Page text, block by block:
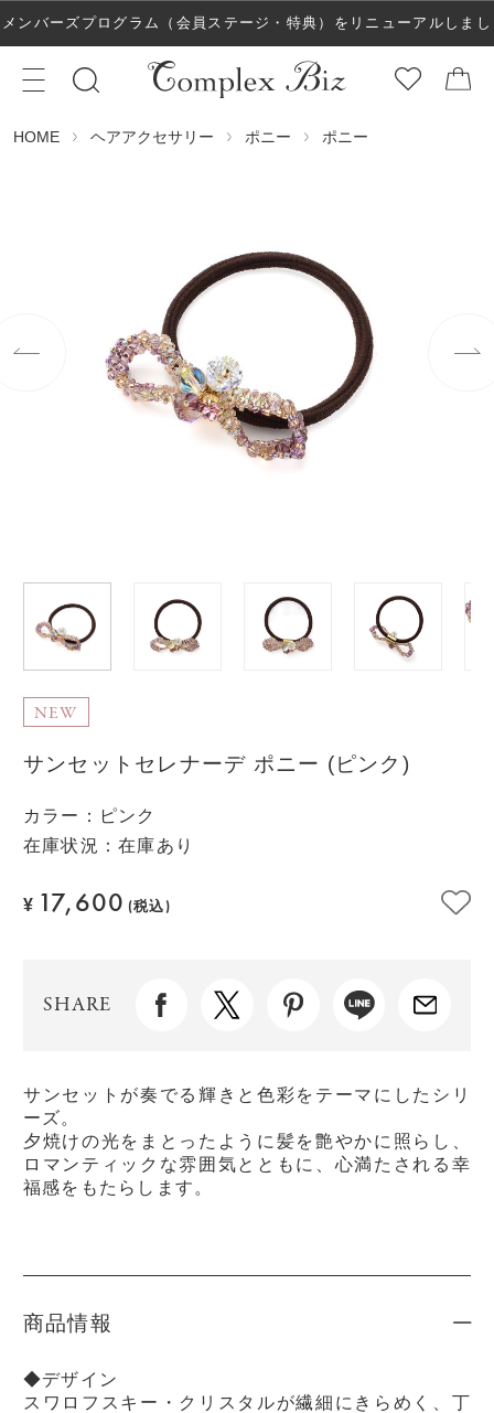
メンバーズプログラム（会員ステージ・特典）をリニューアルしまし
た！
HOME ヘアアクセサリー ポニー ポニー
NEW
サンセットセレナーデ ポニー (ピンク)
カラー ：
ピンク
在庫状況：在庫あり
¥ 17,600 (税込)
SHARE
サンセットが奏でる輝きと色彩をテーマにしたシリ
ーズ。
夕焼けの光をまとったように髪を艶やかに照らし、
ロマンティックな雰囲気とともに、心満たされる幸
福感をもたらします。
商品情報
◆デザイン
スワロフスキー・クリスタルが繊細にきらめく、丁